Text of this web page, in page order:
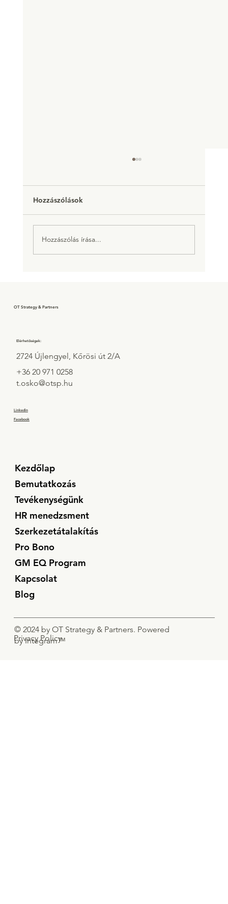
Hozzászólások
Hozzászólás írása...
OT Strategy & Partners
Elérhetőségek:
2724 Újlengyel, Kőrösi út 2/A
+36 20 971 0258
t.osko@otsp.hu
Linkedin
Facebook
Kezdőlap
Bemutatkozás
Tevékenységünk
HR menedzsment
Szerkezetátalakítás
Pro Bono
GM EQ Program
Kapcsolat
Blog
Privacy Policy
© 2024 by OT Strategy & Partners. Powered
by Integram™